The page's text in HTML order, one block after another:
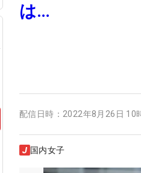
は…
配信日時： 2022年8月26日 10
国内女子